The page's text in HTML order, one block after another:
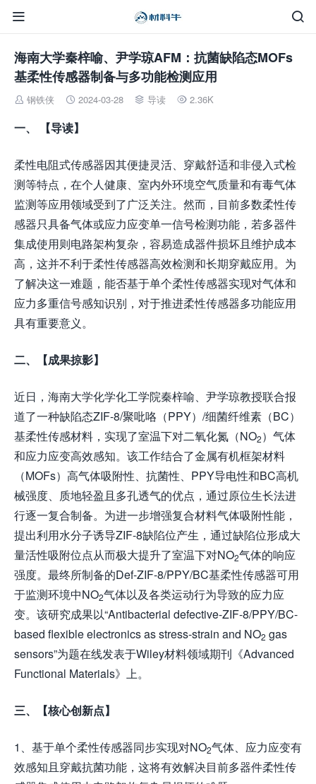


海南大学秦梓喻、尹学琼AFM：抗菌缺陷态MOFs
基柔性传感器制备与多功能检测应用
 钢铁侠  2024-03-28  导读  2.36K
一、 【导读】
柔性电阻式传感器因其便捷灵活、穿戴舒适和非侵入式检
测等特点，在个人健康、室内外环境空气质量和有毒气体
监测等应用领域受到了广泛关注。然而，目前多数柔性传
感器只具备气体或应力应变单一信号检测功能，若多器件
集成使用则电路架构复杂，容易造成器件损坏且维护成本
高，这并不利于柔性传感器高效检测和长期穿戴应用。为
了解决这一难题，能否基于单个柔性传感器实现对气体和
应力多重信号感知识别，对于推进柔性传感器多功能应用
具有重要意义。
二、【成果掠影】
近日，海南大学化学化工学院秦梓喻、尹学琼教授联合报
道了一种缺陷态ZIF-8/聚吡咯（PPY）/细菌纤维素（BC）
基柔性传感材料，实现了室温下对二氧化氮（NO2）气体
和应力应变高效感知。该工作结合了金属有机框架材料
（MOFs）高气体吸附性、抗菌性、PPY导电性和BC高机
械强度、质地轻盈且多孔透气的优点，通过原位生长法进
行逐一复合制备。为进一步增强复合材料气体吸附性能，
提出利用水分子诱导ZIF-8缺陷位产生，通过缺陷位形成大
量活性吸附位点从而极大提升了室温下对NO2气体的响应
强度。最终所制备的Def-ZIF-8/PPY/BC基柔性传感器可用
于监测环境中NO2气体以及各类运动行为导致的应力应
变。该研究成果以“Antibacterial defective-ZIF-8/PPY/BC-
based flexible electronics as stress-strain and NO2 gas
sensors”为题在线发表于Wiley材料领域期刊《Advanced
Functional Materials》上。
三、【核心创新点】
1、基于单个柔性传感器同步实现对NO2气体、应力应变有
效感知且穿戴抗菌功能，这将有效解决目前多器件柔性传